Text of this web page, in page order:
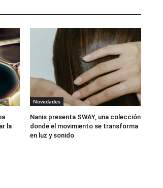
la
Novedades
Nanis presenta SWAY, una colección
donde el movimiento se transforma
en luz y sonido